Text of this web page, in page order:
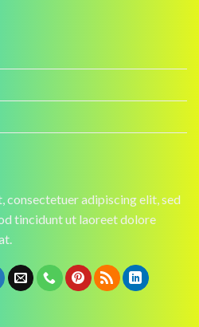
consectetuer adipiscing elit, sed
tincidunt ut laoreet dolore